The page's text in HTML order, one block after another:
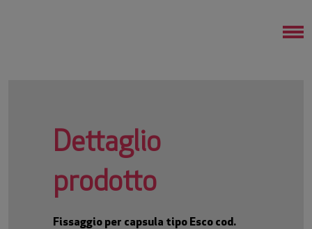
Fissaggio per capsula tipo Esco cod.
Dettaglio
prodotto